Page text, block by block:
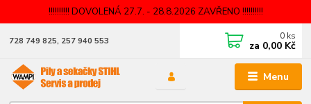
!!!!!!!!!! DOVOLENÁ 27.7. - 28.8.2026 ZAVŘENO !!!!!!!!!!
Menu
728 749 825, 257 940 553 0 ks
za 0,00 Kč